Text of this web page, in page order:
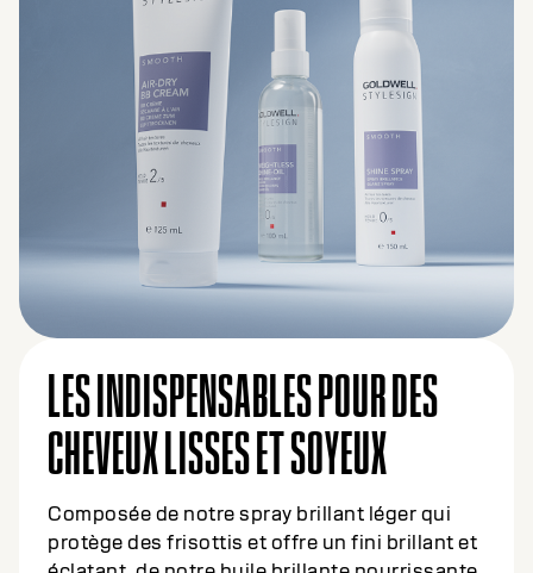
LES INDISPENSABLES POUR DES
CHEVEUX LISSES ET SOYEUX
Composée de notre spray brillant léger qui
protège des frisottis et offre un fini brillant et